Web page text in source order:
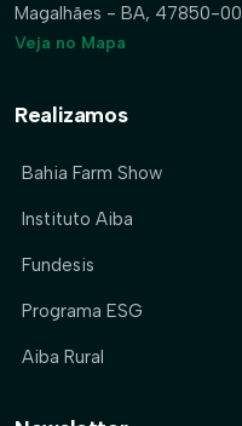
Magalhães - BA, 47850-
Veja no Mapa
Realizamos
Bahia Farm Show
Instituto Aiba
Fundesis
Programa ESG
Aiba Rural